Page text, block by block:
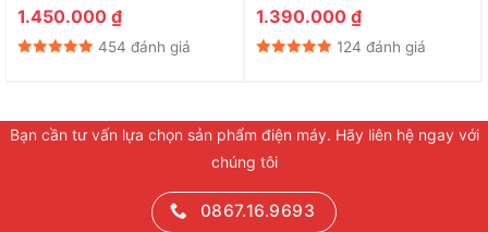
1.450.000 ₫
454 đánh giá
1.390.000 ₫
124 đánh giá
Bạn cần tư vấn lựa chọn sản phẩm điện máy. Hãy liên hệ ngay với
chúng tôi
0867.16.9693